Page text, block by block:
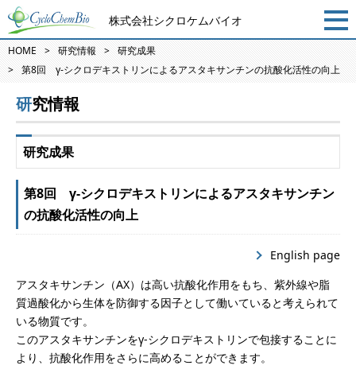
株式会社シクロケムバイオ
HOME 研究情報
研究成果
第8回 γ-シクロデキストリンによるアスタキサンチンの抗酸化活性の向上
研究情報
研究成果
第8回 γ-シクロデキストリンによるアスタキサンチン
の抗酸化活性の向上
English page
アスタキサンチン（AX）は高い抗酸化作用をもち、紫外線や脂
質過酸化から生体を防御する因子として働いていると考えられて
いる物質です。
このアスタキサンチンをγ-シクロデキストリンで包接することに
より、抗酸化作用をさらに高めることができます。